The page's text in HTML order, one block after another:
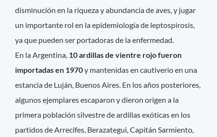
disminución en la riqueza y abundancia de aves, y jugar
un importante rol en la epidemiología de leptospirosis,
ya que pueden ser portadoras de la enfermedad.
En la Argentina, 10 ardillas de vientre rojo fueron
importadas en 1970y mantenidas en cautiverio en una
estancia de Luján, Buenos Aires. En los años posteriores,
algunos ejemplares escaparon y dieron origen a la
primera población silvestre de ardillas exóticas en los
partidos de Arrecifes, Berazategui, Capitán Sarmiento,